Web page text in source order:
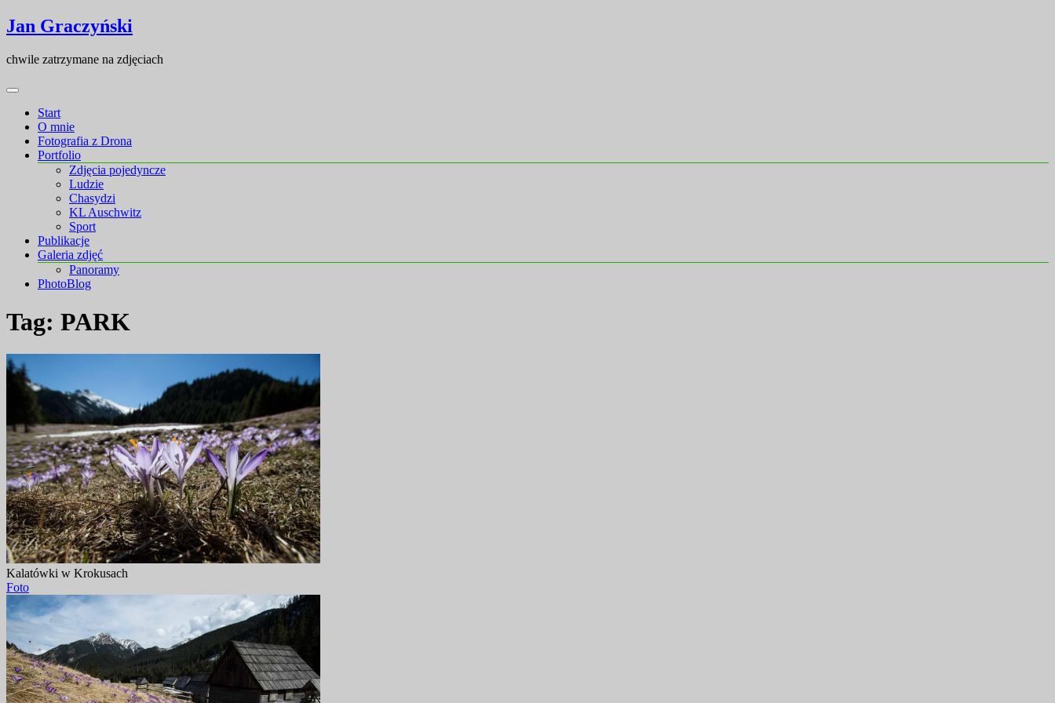
Skip
to
Skip
to
Jan Graczyński
chwile zatrzymane na zdjęciach
Start
O mnie
Fotografia z Drona
Portfolio
Zdjęcia pojedyncze
Ludzie
Chasydzi
KL Auschwitz
Sport
Publikacje
Galeria zdjęć
Panoramy
PhotoBlog
Tag: PARK
Kalatówki w Krokusach
Foto